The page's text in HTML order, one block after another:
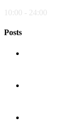
10:00 - 24:00
Posts